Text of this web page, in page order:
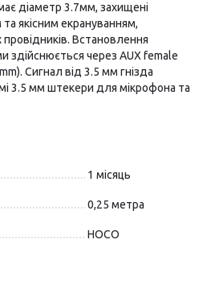
діаметр 3.7мм, захищені
якісним екрануванням,
Встановлення
здійснюється через AUX female
Сигнал від 3.5 мм гнізда
3.5 мм штекери для мікрофона та
1 місяць
0,25 метра
HOCO